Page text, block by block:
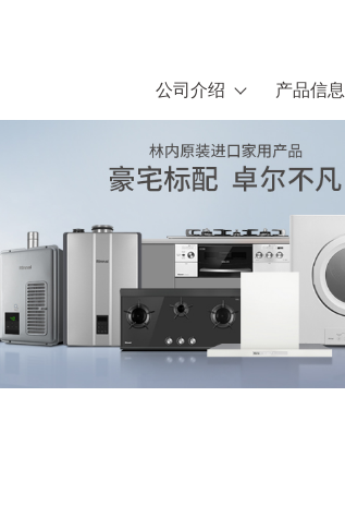
公司介绍 产品信息